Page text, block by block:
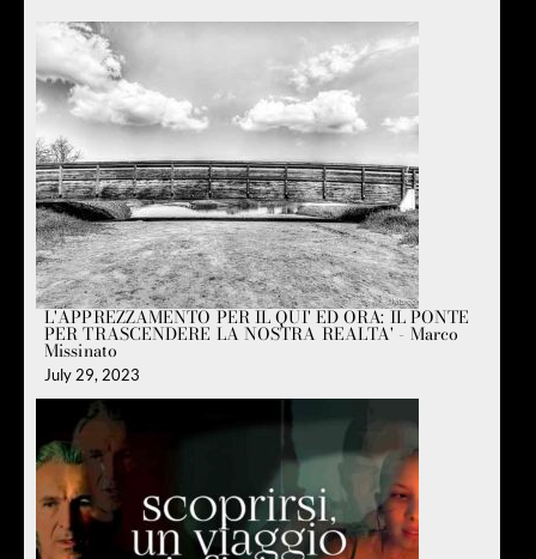
L'APPREZZAMENTO PER IL QUI' ED ORA: IL PONTE
PER TRASCENDERE LA NOSTRA REALTA' - Marco
Missinato
July 29, 2023